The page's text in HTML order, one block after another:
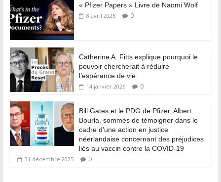
« Pfizer Papers » Livre de Naomi Wolf
8 avril 2026 0
Catherine A. Fitts explique pourquoi le
pouvoir chercherait à réduire
l’espérance de vie
14 janvier 2026 0
Bill Gates et le PDG de Pfizer, Albert
Bourla, sommés de témoigner dans le
cadre d’une action en justice
néerlandaise concernant des préjudices
liés au vaccin contre la COVID-19
31 décembre 2025 0